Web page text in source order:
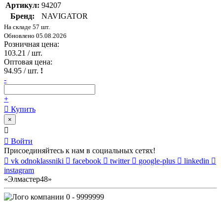
Артикул: 94207
Бренд:
NAVIGATOR
На складе 57 шт.
Обновлено 05.08.2026
Розничная цена:
103.21 / шт.
Оптовая цена:
94.95 / шт. !
-
+
Купить
×
Войти
Присоединяйтесь к нам в социальных сетях!
vk odnoklassniki facebook twitter google-plus
linkedin
instagram
«Элмастер48»
0 - 9999999